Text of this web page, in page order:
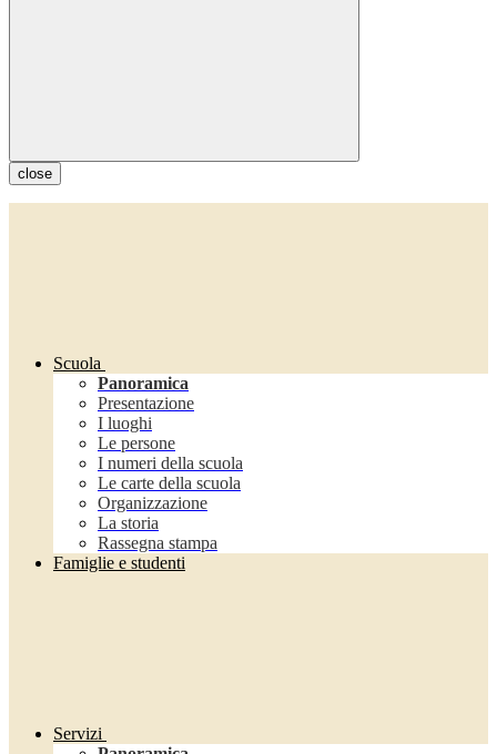
close
Scuola
Panoramica
Presentazione
I luoghi
Le persone
I numeri della scuola
Le carte della scuola
Organizzazione
La storia
Rassegna stampa
Famiglie e studenti
Servizi